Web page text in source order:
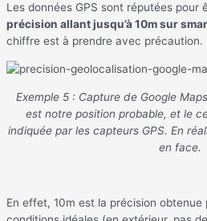
Les données GPS sont réputées pour
précision allant jusqu’à 10m sur
chiffre est à prendre avec précaution.
Exemple 5 : Capture de Google
est notre position probable, et le
indiquée par les capteurs GPS. En
en face.
En effet, 10m est la précision